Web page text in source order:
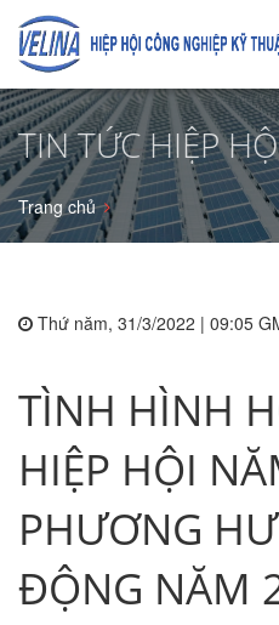
TIN TỨC HIỆP
Trang chủ
Thứ năm, 31/3/2022 | 09:05
TÌNH HÌNH
HIỆP HỘI
PHƯƠNG
ĐỘNG NĂM